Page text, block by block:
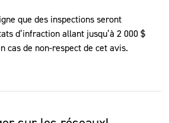
que des inspections seront
d’infraction allant jusqu’à 2 000 $
cas de non-respect de cet avis.